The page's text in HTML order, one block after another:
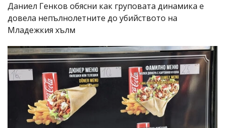
Даниел Генков обясни как груповата динамика е
довела непълнолетните до убийството на
Младежкия хълм